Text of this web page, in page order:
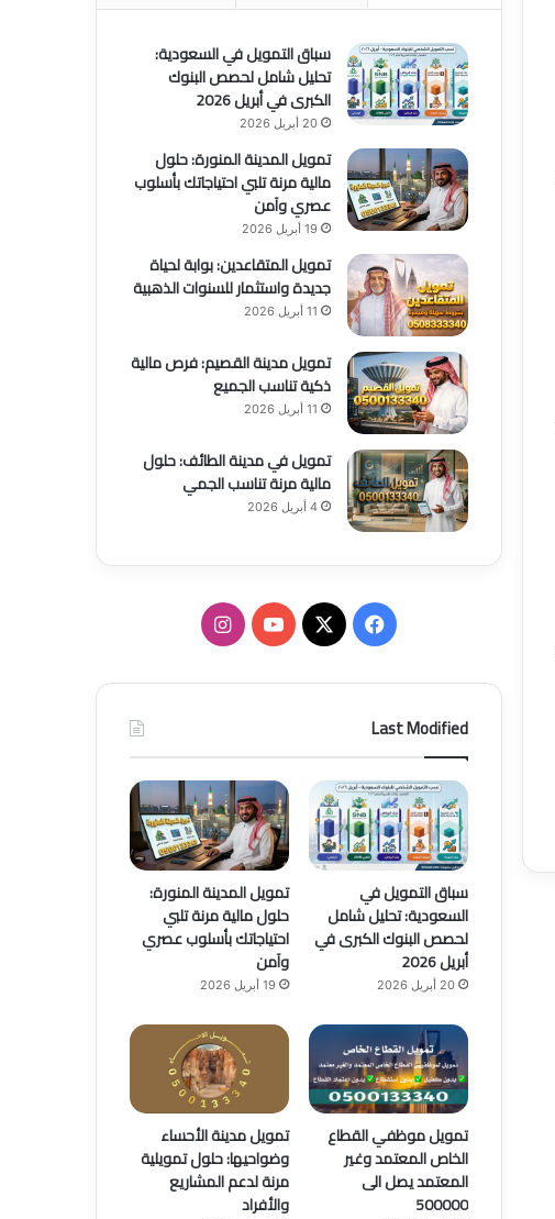
سباق التمويل في السعودية:
تحليل شامل لحصص البنوك
الكبرى في أبريل 2026
20 أبريل 2026
تمويل المدينة المنورة: حلول
مالية مرنة تلبي احتياجاتك بأسلوب
عصري وآمن
19 أبريل 2026
تمويل المتقاعدين: بوابة لحياة
جديدة واستثمار للسنوات الذهبية
11 أبريل 2026
تمويل مدينة القصيم: فرص مالية
ذكية تناسب الجميع
11 أبريل 2026
تمويل في مدينة الطائف: حلول
مالية مرنة تناسب الجمي
4 أبريل 2026
ف
ب
و
ك
u
T
u
b
e
ا
ت
ق
ر
ا
م
Last Modified
سباق التمويل في
السعودية: تحليل شامل
لحصص البنوك الكبرى في
أبريل 2026
20 أبريل 2026
تمويل المدينة المنورة:
حلول مالية مرنة تلبي
احتياجاتك بأسلوب عصري
وآمن
19 أبريل 2026
تمويل موظفي القطاع
الخاص المعتمد وغير
المعتمد يصل الى
500000
تمويل مدينة الأحساء
وضواحيها: حلول تمويلية
مرنة لدعم المشاريع
والأفراد